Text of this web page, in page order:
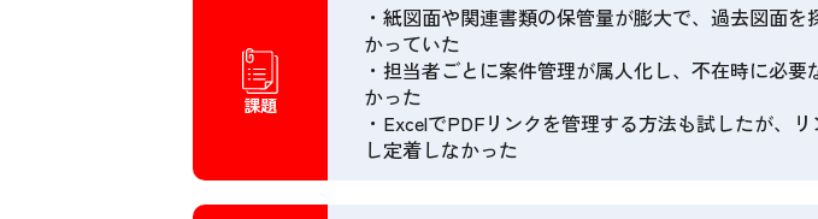
課題
・紙図面や関連書類の保管量が膨大で、過去図面を
かっていた
・担当者ごとに案件管理が属人化し、不在時に必要
かった
・ExcelでPDFリンクを管理する方法も試したが、
し定着しなかった